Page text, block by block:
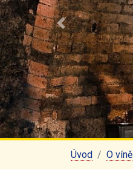
Předchozí
Úvod O víně